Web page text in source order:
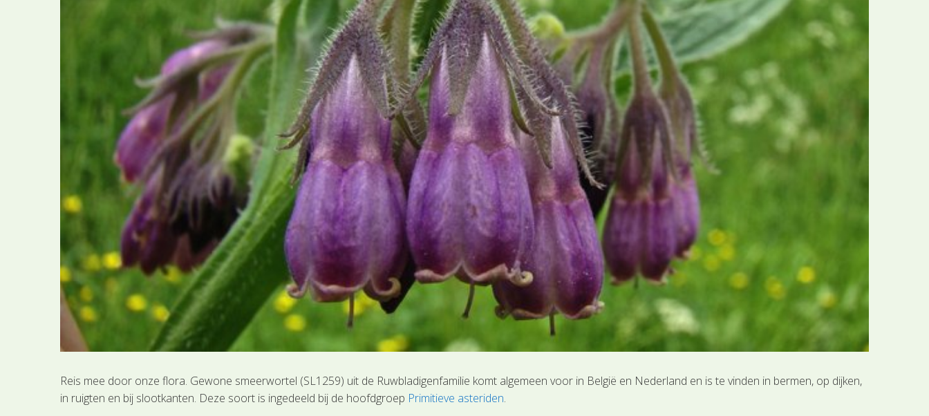
Reis mee door onze flora. Gewone smeerwortel (SL1259) uit de Ruwbladigenfamilie komt algemeen voor in België en Nederland en is te vinden in bermen, op dijken,
in ruigten en bij slootkanten. Deze soort is ingedeeld bij de hoofdgroep Primitieve asteriden.